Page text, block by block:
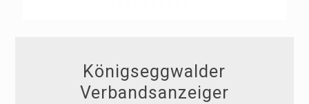
Königseggwalder
Verbandsanzeiger